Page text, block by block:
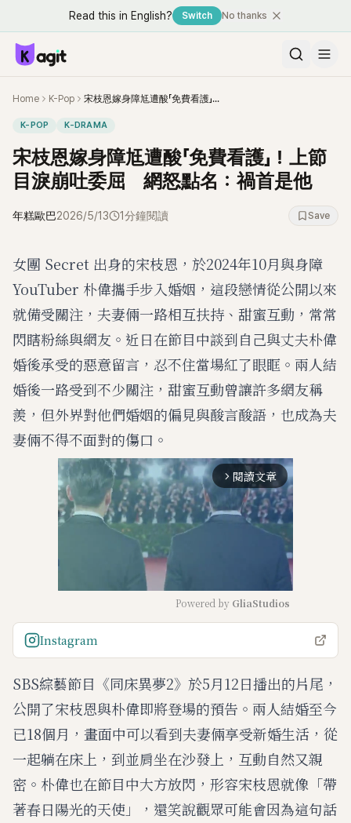
Read this in English? Switch No thanks
Home K-Pop 宋枝恩嫁身障尪遭酸「免費看護」！上節目淚崩吐委屈 網怒點名：禍首是他
K-POP K-DRAMA
宋枝恩嫁身障尪遭酸「免費看護」！上節
目淚崩吐委屈 網怒點名：禍首是他
年糕歐巴2026/5/13 1分鐘閱讀 Save
女團 Secret 出身的宋枝恩，於2024年10月與身障
YouTuber 朴偉攜手步入婚姻，這段戀情從公開以來
就備受關注，夫妻倆一路相互扶持、甜蜜互動，常常
閃瞎粉絲與網友。近日在節目中談到自己與丈夫朴偉
婚後承受的惡意留言，忍不住當場紅了眼眶。兩人結
婚後一路受到不少關注，甜蜜互動曾讓許多網友稱
羨，但外界對他們婚姻的偏見與酸言酸語，也成為夫
妻倆不得不面對的傷口。
arrow_forward_ios 閱讀文章
e
Powered by GliaStudios
Instagram
SBS綜藝節目《同床異夢2》於5月12日播出的片尾，
公開了宋枝恩與朴偉即將登場的預告。兩人結婚至今
已18個月，畫面中可以看到夫妻倆享受新婚生活，從
一起躺在床上，到並肩坐在沙發上，互動自然又親
密。朴偉也在節目中大方放閃，形容宋枝恩就像「帶
著春日陽光的天使」，還笑說觀眾可能會因為這句話